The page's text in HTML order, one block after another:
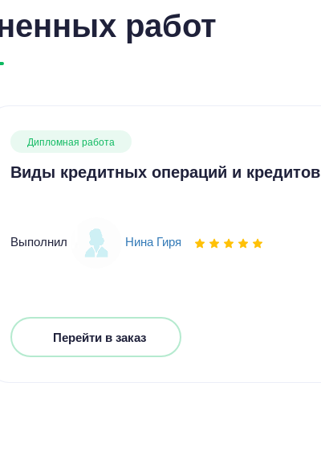
работ
Дипломная работа
Виды кредитных операций и кредитов
Выполнил Нина Гиря
Перейти в заказ